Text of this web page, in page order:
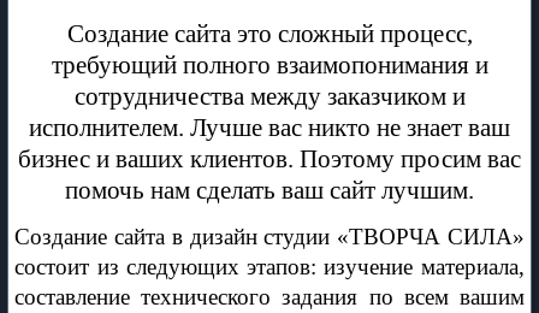
Создание сайта это сложный процесс,
требующий полного взаимопонимания и
сотрудничества между заказчиком и
исполнителем. Лучше вас никто не знает ваш
бизнес и ваших клиентов. Поэтому просим вас
помочь нам сделать ваш сайт лучшим.
Создание сайта в дизайн студии «ТВОРЧА СИЛА»
состоит из следующих этапов: изучение материала,
составление технического задания по всем вашим